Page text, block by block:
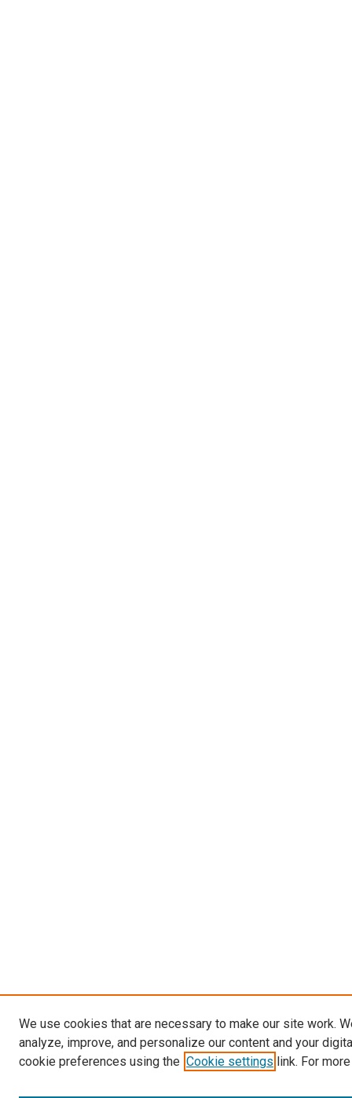
We use cookies that are necessary to make our site work.
analyze, improve, and personalize our content and your
cookie preferences using the Cookie settings link. For